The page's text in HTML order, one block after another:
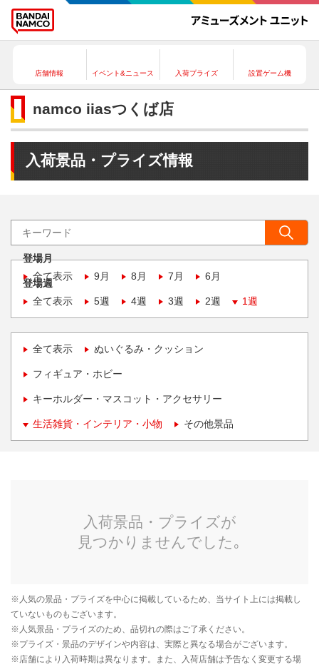
店舗情報 イベント&ニュース 入荷プライズ 設置ゲーム機
namco iiasつくば店
入荷景品・プライズ情報
登場月
全て表示
9月 8月 7月 6月
登場週
全て表示
5週 4週 3週 2週 1週
全て表示 ぬいぐるみ・クッション
フィギュア・ホビー
キーホルダー・マスコット・アクセサリー
生活雑貨・インテリア・小物 その他景品